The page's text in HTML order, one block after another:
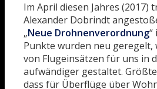
Im April diesen Jahres (2017)
Alexander Dobrindt
„Neue Drohnenverordnung“
Punkte wurden neu geregelt,
von Flugeinsätzen für uns in
aufwändiger gestaltet.
dass für Überflüge über